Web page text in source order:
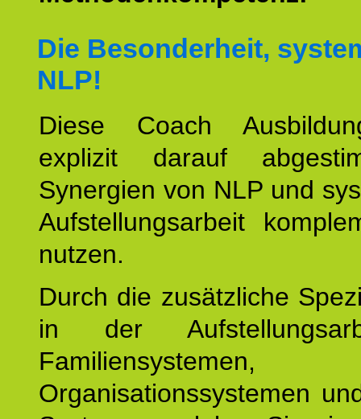
Die Besonderheit,
NLP!
Diese Coach
explizit darauf
Synergien von NLP und
Aufstellungsarbeit
nutzen.
Durch die zusätzliche
in der
Familiensystemen,
Organisationssystemen